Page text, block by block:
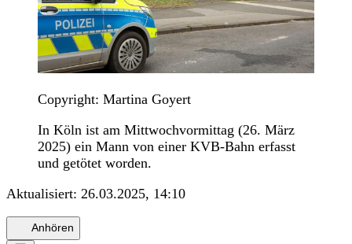
Copyright: Martina Goyert
In Köln ist am Mittwochvormittag (26. März
2025) ein Mann von einer KVB-Bahn erfasst
und getötet worden.
Aktualisiert: 26.03.2025, 14:10
Anhören